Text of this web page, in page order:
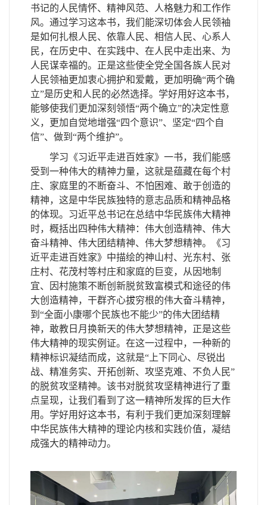
书记的人民情怀、精神风范、人格魅力和工作作
风。通过学习这本书，我们能深切体会人民领袖
是如何扎根人民、依靠人民、相信人民、心系人
民，在历史中、在实践中、在人民中走出来、为
人民谋幸福的。正是这些使全党全国各族人民对
人民领袖更加衷心拥护和爱戴，更加明确“两个确
立”是历史和人民的必然选择。学好用好这本书，
能够使我们更加深刻领悟“两个确立”的决定性意
义，更加自觉地增强“四个意识”、坚定“四个自
信”、做到 “两个维护”。
学习《习近平走进百姓家》一书，我们能感
受到一种伟大的精神力量，这就是蕴藏在每个村
庄、家庭里的不断奋斗、不怕困难、敢于创造的
精神，这是中华民族独特的意志品质和精神品格
的体现。习近平总书记在总结中华民族伟大精神
时，概括出四种伟大精神：伟大创造精神、伟大
奋斗精神、伟大团结精神、伟大梦想精神。《习
近平走进百姓家》中描绘的神山村、光东村、张
庄村、花茂村等村庄和家庭的巨变，从因地制
宜、因村施策不断创新脱贫致富模式和途径的伟
大创造精神，干群齐心拔穷根的伟大奋斗精神，
到 “全面小康哪个民族也不能少”的伟大团结精
神，敢教日月换新天的伟大梦想精神，正是这些
伟大精神的现实例证。在这一过程中，一种新的
精神标识凝结而成，这就是“ 上下同心、尽锐出
战、精准务实、开拓创新、攻坚克难、不负人民”
的脱贫攻坚精神。该书对脱贫攻坚精神进行了重
点呈现，让我们看到了这一精神所发挥的巨大作
用。学好用好这本书，有利于我们更加深刻理解
中华民族伟大精神的理论内核和实践价值，凝结
成强大的精神动力。